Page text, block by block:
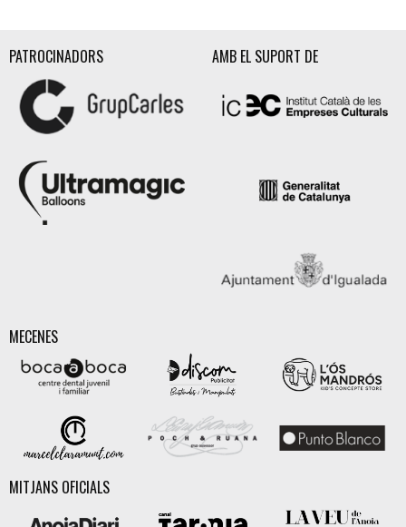
PATROCINADORS AMB EL SUPORT DE
MECENES
MITJANS OFICIALS